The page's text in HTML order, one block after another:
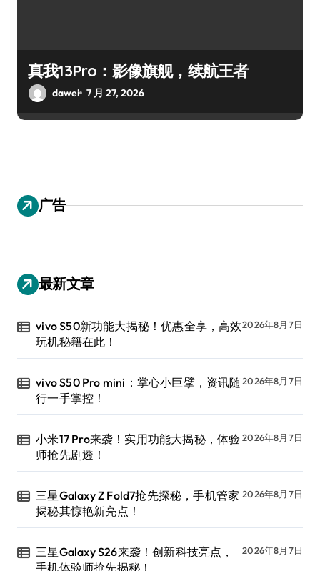
真我13Pro：影像旗舰，续航王者
dawei 7 月 27, 2026
广告
最新文章
vivo S50新功能大揭秘！优惠全享，高效
玩机秘籍在此！
2026年8月7日
vivo S50 Pro mini：掌心小巨擘，资讯随
行一手掌控！
2026年8月7日
小米17 Pro来袭！实用功能大揭秘，体验
师抢先剧透！
2026年8月7日
三星Galaxy Z Fold7抢先探秘，手机管家
揭秘其惊艳新亮点！
2026年8月7日
三星Galaxy S26来袭！创新科技亮点，
手机体验师抢先揭秘！
2026年8月7日